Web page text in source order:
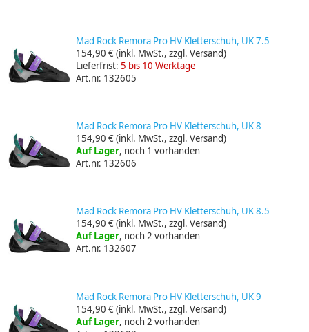
Mad Rock Remora Pro HV Kletterschuh, UK 7.5
154,90 €(inkl. MwSt., zzgl. Versand)
Lieferfrist: 5 bis 10 Werktage
Art.nr. 132605
Mad Rock Remora Pro HV Kletterschuh, UK 8
154,90 €(inkl. MwSt., zzgl. Versand)
Auf Lager, noch 1 vorhanden
Art.nr. 132606
Mad Rock Remora Pro HV Kletterschuh, UK 8.5
154,90 €(inkl. MwSt., zzgl. Versand)
Auf Lager, noch 2 vorhanden
Art.nr. 132607
Mad Rock Remora Pro HV Kletterschuh, UK 9
154,90 €(inkl. MwSt., zzgl. Versand)
Auf Lager, noch 2 vorhanden